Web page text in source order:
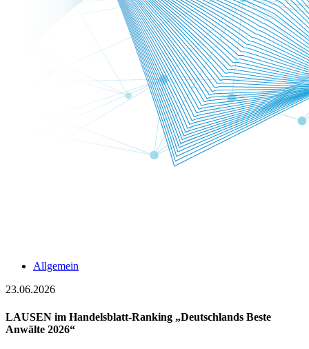
Allgemein
23.06.2026
LAUSEN im Handelsblatt-Ranking „Deutschlands Beste
Anwälte 2026“